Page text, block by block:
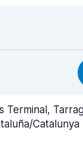
Terminal,
Catalunya